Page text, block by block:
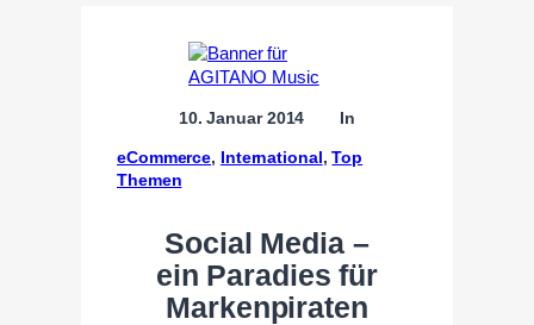
10. Januar 2014 In
eCommerce, International, Top
Themen
Social Media –
ein Paradies für
Markenpiraten